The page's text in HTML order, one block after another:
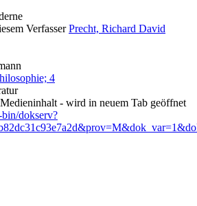
Verfasser Precht, Richard David
4
- wird in neuem Tab geöffnet
dokserv?